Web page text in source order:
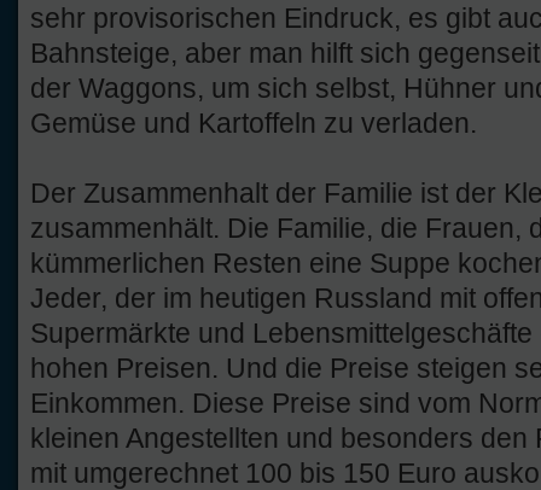
sehr provisorischen Eindruck, es gibt
Bahnsteige, aber man hilft sich
der Waggons, um sich selbst, Hühner
Gemüse und Kartoffeln zu verladen.
Der Zusammenhalt der Familie ist der
zusammenhält. Die Familie, die Frauen,
kümmerlichen Resten eine Suppe
Jeder, der im heutigen Russland mit
Supermärkte und
hohen Preisen. Und die Preise steigen
Einkommen. Diese Preise sind vom
kleinen Angestellten und besonders den
mit umgerechnet 100 bis 150 Euro